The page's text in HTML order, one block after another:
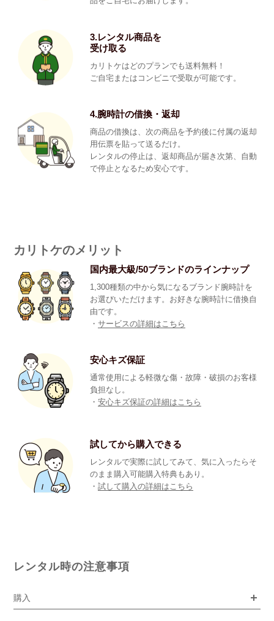
3.レンタル商品を
受け取る
カリトケはどのプランでも送料無料！
ご自宅またはコンビニで受取が可能です。
4.腕時計の借換・返却
商品の借換は、次の商品を予約後に付属の返却
用伝票を貼って送るだけ。
レンタルの停止は、返却商品が届き次第、自動
で停止となるため安心です。
カリトケのメリット
国内最大級/50ブランドのラインナップ
1,300種類の中から気になるブランド腕時計を
お選びいただけます。お好きな腕時計に借換自
由です。
・サービスの詳細はこちら
安心キズ保証
通常使用による軽微な傷・故障・破損のお客様
負担なし。
・安心キズ保証の詳細はこちら
試してから購入できる
レンタルで実際に試してみて、気に入ったらそ
のまま購入可能購入特典もあり。
・試して購入の詳細はこちら
レンタル時の注意事項
購入